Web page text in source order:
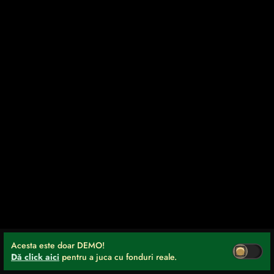
Acesta este doar DEMO!
Dă click aici pentru a juca cu fonduri reale.